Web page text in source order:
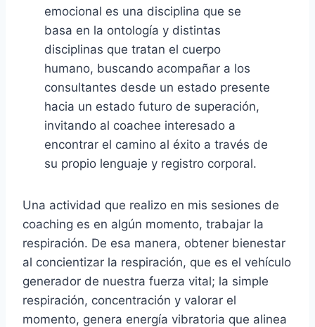
emocional es una disciplina que se
basa en la ontología y distintas
disciplinas que tratan el cuerpo
humano, buscando acompañar a los
consultantes desde un estado presente
hacia un estado futuro de superación,
invitando al coachee interesado a
encontrar el camino al éxito a través de
su propio lenguaje y registro corporal.
Una actividad que realizo en mis sesiones de
coaching es en algún momento, trabajar la
respiración. De esa manera, obtener bienestar
al concientizar la respiración, que es el vehículo
generador de nuestra fuerza vital; la simple
respiración, concentración y valorar el
momento, genera energía vibratoria que alinea